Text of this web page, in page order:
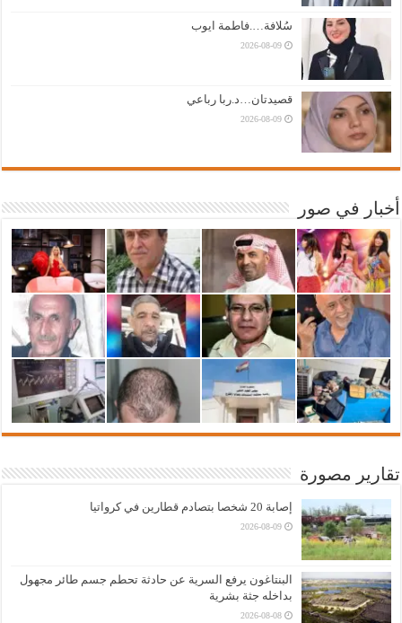
سُلافة….فاطمة ايوب
2026-08-09
قصيدتان…د.ربا رباعي
2026-08-09
أخبار في صور
تقارير مصورة
إصابة 20 شخصا بتصادم قطارين في كرواتيا
2026-08-09
البنتاغون يرفع السرية عن حادثة تحطم جسم طائر مجهول
بداخله جثة بشرية
2026-08-08